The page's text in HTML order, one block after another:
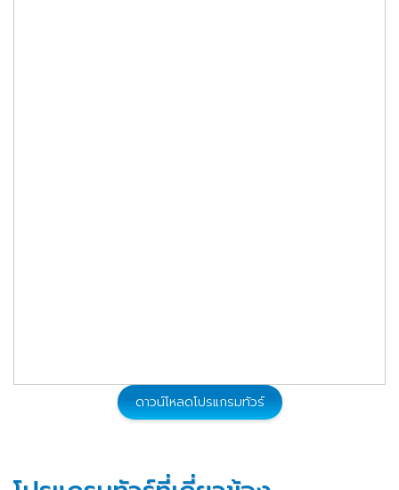
ดาวน์โหลดโปรแกรมทัวร์